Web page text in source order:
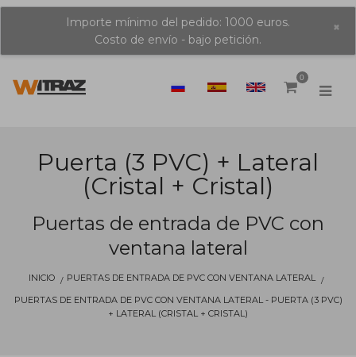
Importe mínimo del pedido: 1000 euros.
Costo de envío - bajo petición.
×
0
Puerta (3 PVC) + Lateral
(cristal + Cristal)
Puertas de entrada de PVC con
ventana lateral
INICIO
PUERTAS DE ENTRADA DE PVC CON VENTANA LATERAL
PUERTAS DE ENTRADA DE PVC CON VENTANA LATERAL - PUERTA (3 PVC)
+ LATERAL (CRISTAL + CRISTAL)